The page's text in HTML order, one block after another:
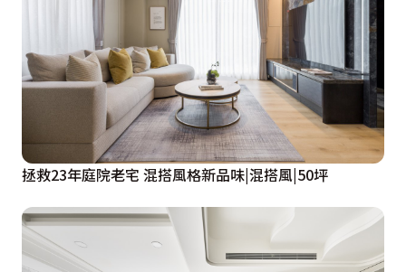
拯救23年庭院老宅 混搭風格新品味|混搭風|50坪